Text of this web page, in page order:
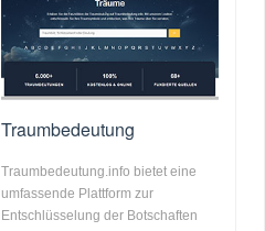
Traumbedeutung
Traumbedeutung.info bietet eine
umfassende Plattform zur
Entschlüsselung der Botschaften